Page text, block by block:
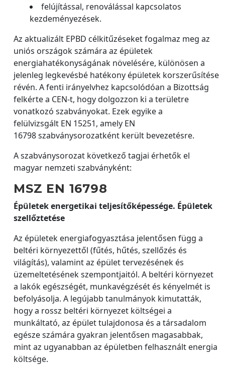
felújítással, renoválással kapcsolatos
kezdeményezések.
Az aktualizált EPBD célkitűzéseket fogalmaz meg az
uniós országok számára az épületek
energiahatékonyságának növelésére, különösen a
jelenleg legkevésbé hatékony épületek korszerűsítése
révén. A fenti irányelvhez kapcsolódóan a Bizottság
felkérte a CEN-t, hogy dolgozzon ki a területre
vonatkozó szabványokat. Ezek egyike a
felülvizsgált EN 15251, amely EN
16798 szabványsorozatként került bevezetésre.
A szabványsorozat következő tagjai érhetők el
magyar nemzeti szabványként:
MSZ EN 16798
Épületek energetikai teljesítőképessége. Épületek
szellőztetése
Az épületek energiafogyasztása jelentősen függ a
beltéri környezettől (fűtés, hűtés, szellőzés és
világítás), valamint az épület tervezésének és
üzemeltetésének szempontjaitól. A beltéri környezet
a lakók egészségét, munkavégzését és kényelmét is
befolyásolja. A legújabb tanulmányok kimutatták,
hogy a rossz beltéri környezet költségei a
munkáltató, az épület tulajdonosa és a társadalom
egésze számára gyakran jelentősen magasabbak,
mint az ugyanabban az épületben felhasznált energia
költsége.